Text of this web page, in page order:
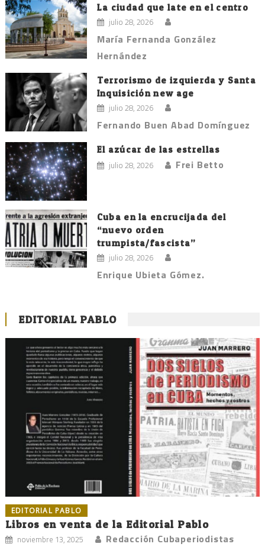
La ciudad que late en el centro
julio 28, 2026
María Fernanda González
Hernández
Terrorismo de izquierda y Santa
Inquisición new age
julio 28, 2026
Fernando Buen Abad Domínguez
El azúcar de las estrellas
julio 28, 2026 Frei Betto
Cuba en la encrucijada del
“nuevo orden
trumpista/fascista”
julio 28, 2026
Enrique Ubieta Gómez.
EDITORIAL PABLO
EDITORIAL PABLO
Libros en venta de la Editorial Pablo
noviembre 13, 2025 Redacción Cubaperiodistas